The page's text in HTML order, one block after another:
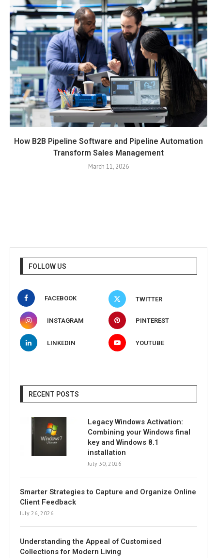
How B2B Pipeline Software and Pipeline Automation
Transform Sales Management
March 11, 2026
FOLLOW US
FACEBOOK TWITTER
INSTAGRAM PINTEREST
LINKEDIN YOUTUBE
RECENT POSTS
Legacy Windows Activation:
Combining your Windows final
key and Windows 8.1
installation
July 30, 2026
Smarter Strategies to Capture and Organize Online
Client Feedback
July 26, 2026
Understanding the Appeal of Customised
Collections for Modern Living